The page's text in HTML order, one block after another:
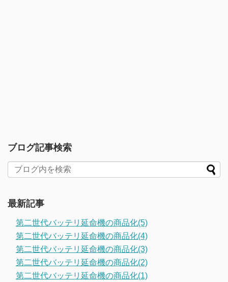
ブログ記事検索
最新記事
第二世代バッテリ延命機の商品化(5)
第二世代バッテリ延命機の商品化(4)
第二世代バッテリ延命機の商品化(3)
第二世代バッテリ延命機の商品化(2)
第二世代バッテリ延命機の商品化(1)